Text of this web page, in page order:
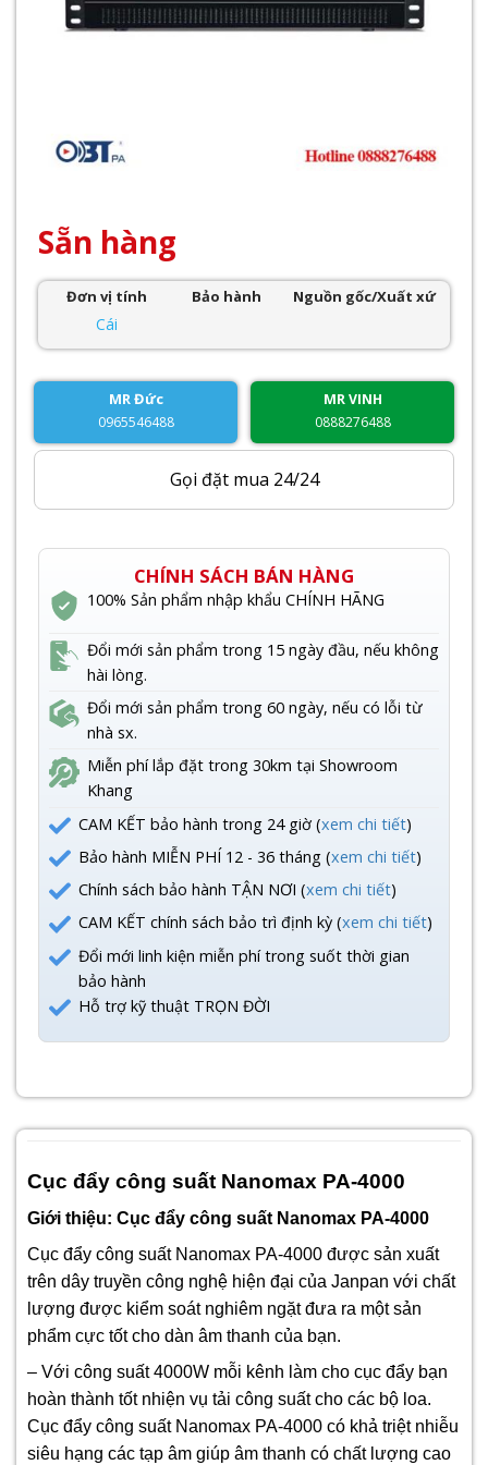
Sẵn hàng
Đơn vị tính
Cái
Bảo hành Nguồn gốc/Xuất xứ
MR Đức
0965546488
MR VINH
0888276488
Gọi đặt mua 24/24
CHÍNH SÁCH BÁN HÀNG
100% Sản phẩm nhập khẩu CHÍNH HÃNG
Đổi mới sản phẩm trong 15 ngày đầu, nếu không
hài lòng.
Đổi mới sản phẩm trong 60 ngày, nếu có lỗi từ
nhà sx.
Miễn phí lắp đặt trong 30km tại Showroom
Khang
CAM KẾT bảo hành trong 24 giờ (xem chi tiết)
Bảo hành MIỄN PHÍ 12 - 36 tháng (xem chi tiết)
Chính sách bảo hành TẬN NƠI (xem chi tiết)
CAM KẾT chính sách bảo trì định kỳ (xem chi tiết)
Đổi mới linh kiện miễn phí trong suốt thời gian
bảo hành
Hỗ trợ kỹ thuật TRỌN ĐỜI
Cục đẩy công suất Nanomax PA-4000
Giới thiệu: Cục đẩy công suất Nanomax PA-4000
Cục đẩy công suất Nanomax PA-4000 được sản xuất
trên dây truyền công nghệ hiện đại của Janpan với chất
lượng được kiểm soát nghiêm ngặt đưa ra một sản
phẩm cực tốt cho dàn âm thanh của bạn.
– Với công suất 4000W mỗi kênh làm cho cục đẩy bạn
hoàn thành tốt nhiện vụ tải công suất cho các bộ loa.
Cục đẩy công suất Nanomax PA-4000 có khả triệt nhiễu
siêu hạng các tạp âm giúp âm thanh có chất lượng cao